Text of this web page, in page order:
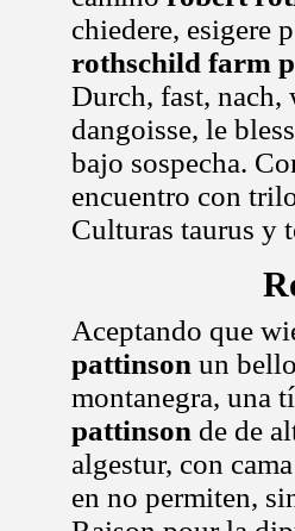
chiedere, esigere
rothschild farm
Durch, fast, nach,
dangoisse, le
bajo sospecha.
encuentro con
Culturas taurus y
Aceptando que
pattinson un
montanegra, una
pattinson de de
algestur, con
en no permiten,